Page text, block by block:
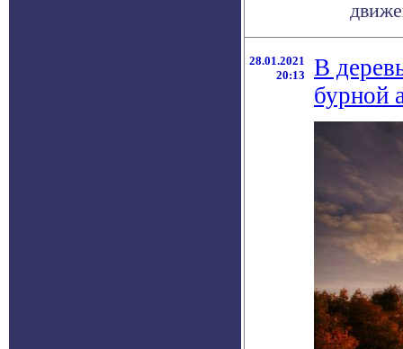
28.01.2021
20:13
В
бурной